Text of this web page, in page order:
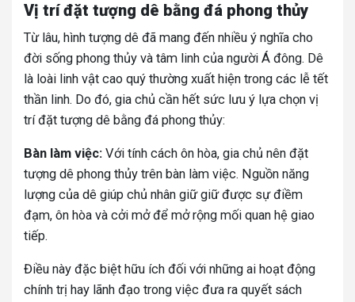
Vị trí đặt tượng dê bằng đá phong thủy
Từ lâu, hình tượng dê đã mang đến nhiều ý nghĩa cho
đời sống phong thủy và tâm linh của người Á đông. Dê
là loài linh vật cao quý thường xuất hiện trong các lễ tết
thần linh. Do đó, gia chủ cần hết sức lưu ý lựa chọn vị
trí đặt tượng dê bằng đá phong thủy:
Bàn làm việc: Với tính cách ôn hòa, gia chủ nên đặt
tượng dê phong thủy trên bàn làm việc. Nguồn năng
lượng của dê giúp chủ nhân giữ giữ được sự điềm
đạm, ôn hòa và cởi mở để mở rộng mối quan hệ giao
tiếp.
Điều này đặc biệt hữu ích đối với những ai hoạt động
chính trị hay lãnh đạo trong việc đưa ra quyết sách